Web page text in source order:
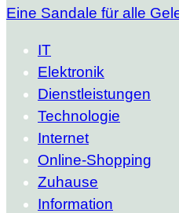
Eine Sandale für alle
IT
Elektronik
Dienstleistungen
Technologie
Internet
Online-Shopping
Zuhause
Information